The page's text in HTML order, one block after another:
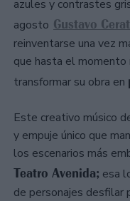
azules y contrastes
agosto Gustavo
reinventarse una vez
que hasta el momento
transformar su obra en
Este creativo músico
y empuje único que
los escenarios más
Teatro Avenida; esa
de personajes desfilar